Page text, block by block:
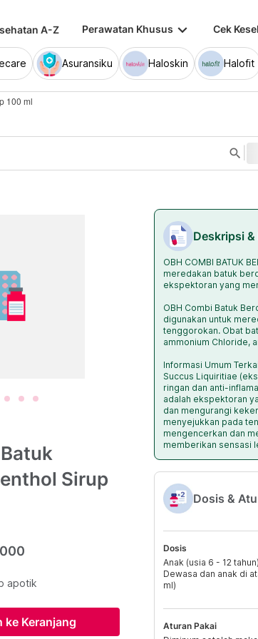
A-Z Perawatan Khusus keyboard_arrow_down Cek
Asuransiku Haloskin Halofit
100 ml
search
Sirup
apotik
ke Keranjang
Deskripsi
OBH COMBI BATUK
meredakan batuk
ekspektoran yang
OBH Combi Batuk
digunakan untuk
tenggorokan. Obat
ammonium Chloride,
Informasi Umum
Succus Liquiritiae
ringan dan anti-
adalah ekspektoran
dan mengurangi
menyejukkan pada
mengencerkan dan
memberikan sensasi
Dosis &
Dosis
Anak (usia 6 - 12
Dewasa dan anak di
ml)
Aturan Pakai